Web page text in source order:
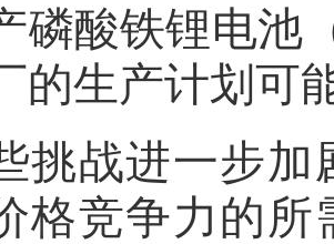
磷酸铁锂电池
的生产计划可
挑战进一步加
格竞争力的所